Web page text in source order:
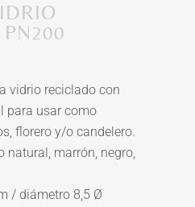
vidrio reciclado con
para usar como
florero y/o candelero.
natural, marrón, negro,
/ diámetro 8,5 Ø